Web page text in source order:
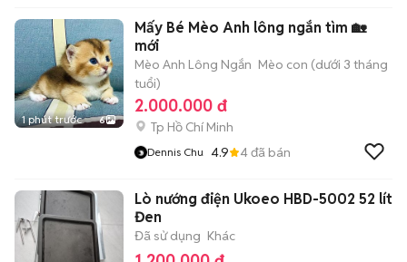
1 phút trước 6
Mấy Bé Mèo Anh lông ngắn tìm 🏡
mới
Mèo Anh Lông Ngắn Mèo con (dưới 3 tháng
tuổi)
2.000.000 đ
Tp Hồ Chí Minh
Dennis Chu 4.9 4đã bán
Lò nướng điện Ukoeo HBD-5002 52 lít
Đen
Đã sử dụng Khác